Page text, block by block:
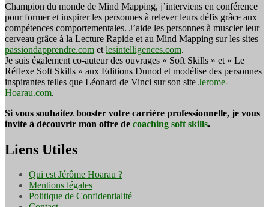
Champion du monde de Mind Mapping, j’interviens en conférence
pour former et inspirer les personnes à relever leurs défis grâce aux
compétences comportementales. J’aide les personnes à muscler leur
cerveau grâce à la Lecture Rapide et au Mind Mapping sur les sites
passiondapprendre.com et lesintelligences.com.
Je suis également co-auteur des ouvrages « Soft Skills » et « Le
Réflexe Soft Skills » aux Editions Dunod et modélise des personnes
inspirantes telles que Léonard de Vinci sur son site Jerome-
Hoarau.com.
Si vous souhaitez booster votre carrière professionnelle, je vous
invite à découvrir mon offre de coaching soft skills.
Liens Utiles
Qui est Jérôme Hoarau ?
Mentions légales
Politique de Confidentialité